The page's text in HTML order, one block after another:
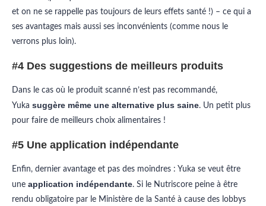
et on ne se rappelle pas toujours de leurs effets santé !) – ce qui a
ses avantages mais aussi ses inconvénients (comme nous le
verrons plus loin).
#4 Des suggestions de meilleurs produits
Dans le cas où le produit scanné n’est pas recommandé,
Yuka suggère même une alternative plus saine. Un petit plus
pour faire de meilleurs choix alimentaires !
#5 Une application indépendante
Enfin, dernier avantage et pas des moindres : Yuka se veut être
une application indépendante. Si le Nutriscore peine à être
rendu obligatoire par le Ministère de la Santé à cause des lobbys